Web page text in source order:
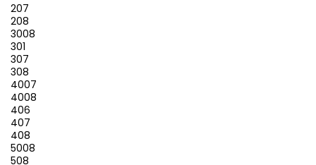
207
208
3008
301
307
308
4007
4008
406
407
408
5008
508